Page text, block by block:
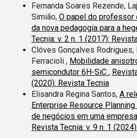
Fernanda Soares Rezende,
Simião, O papel do professor
da nova pedagogia para a
Tecnia: v. 2 n. 1 (2017):
Clóves Gonçalves Rodrigues,
Ferracioli , Mobilidade
semicondutor 6H-SiC ,
(2020): Revista Tecnia
Elisandra Regina Santos, A
Enterprise Resource Planning
de negócios em uma
Revista Tecnia: v. 9 n. 1